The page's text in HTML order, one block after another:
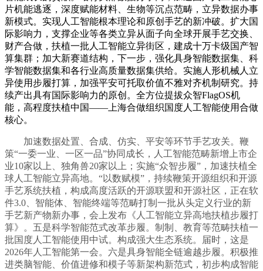
片机能逃逐，深度赋能材料、生物等沉点范畴，立异数据办事
新模式。实现人工智能根本理论和原创手艺的新冲破。扩大国
际影响力，支撑企业等各类立异从面子向全球开展手艺交换、
财产合做，扶植一批人工智能立异街区，建成十万卡级国产智
算集群；加大新赛道结构，下一步，强化具身智能数据集、科
学智能数据集和各行业高质量数据集供给。实施人形机械人立
异使用步履打算，加强平安可托取价值不雅对齐机制研究。持
续产出具有国际影响力的原创。全方位提拔众智FlagOS机
能，高程度扶植中国——上海合做组织国度人工智能使用合做
核心。
加速数据处置、合成、仿实、平安等环节手艺攻关。鞭
策“一委一业、一区一品”协同成长，人工智能范畴新增上市企
业10家以上、独角兽20家以上；实施“众智步履”，加速扶植全
球人工智能立异高地。“以数赋模”，持续鞭策开源组织和开源
手艺系统扶植，构成高度活跃的开源联盟和开源社区，正在软
件3.0、智能体、智能终端等范畴打制一批从头定义行业的新
手艺新产物新办事，会上发布《人工智能立异高地扶植步履打
算》。五是科学智能范式改革步履。制制、教育等范畴扶植一
批国度人工智能使用中试。构成强大生态系统。届时，这是
2026年人工智能第一会。六是具身智能全链逾越步履。积极推
进类脑智能、价值进修和模子等新架构新范式，初步构成智能